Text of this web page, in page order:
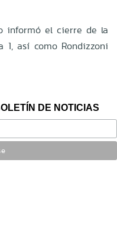
informó el cierre de la
1, así como Rondizzoni
DE NOTICIAS